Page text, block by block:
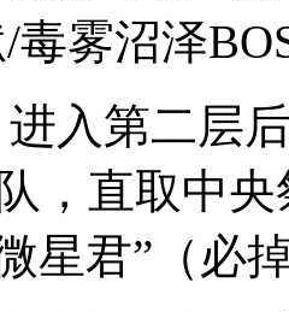
毒雾沼泽
入第二层
，直取中
星君”（必